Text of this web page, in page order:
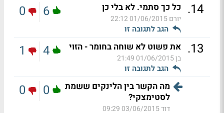
14
. כל כך סתמי. לא בלי כן
יורם01/06/2015 22:12
הגב לתגובה זו
6
0
13
. את פשוט לא שוחה בחומר - הזוי
בן01/06/2015 21:49
הגב לתגובה זו
4
1
מה הקשר בין הלינקים ששמת
לסטימצקי?
דוד03/06/2015 09:29
0
0